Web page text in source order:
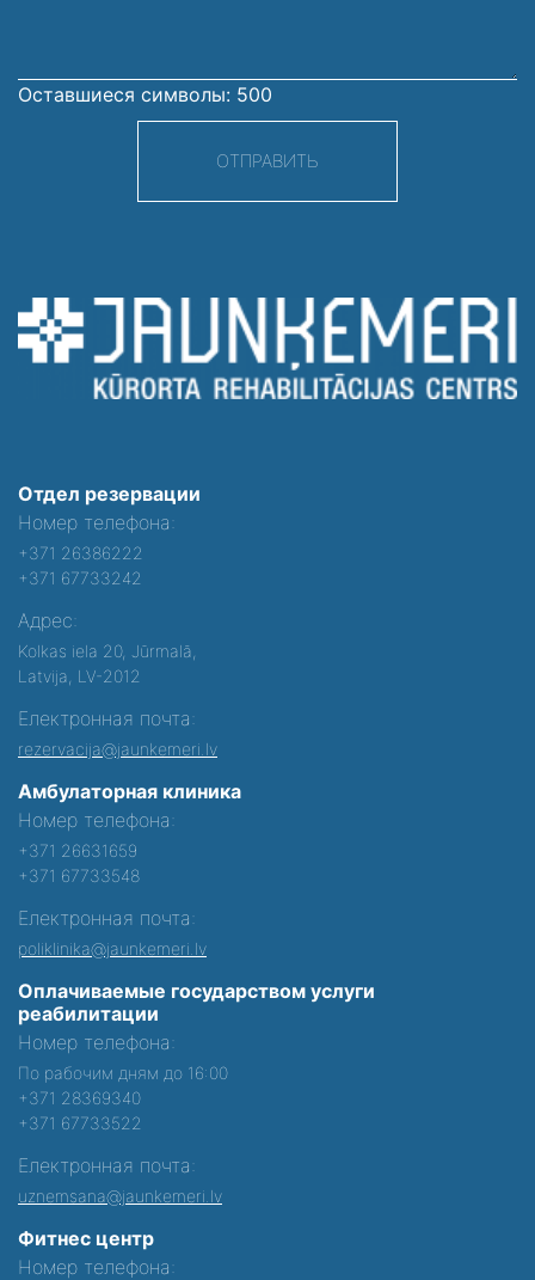
Оставшиеся символы: 500
ОТПРАВИТЬ
Отдел резервации
Номер телефона:
+371 26386222
+371 67733242
Адрес:
Kolkas iela 20, Jūrmalā,
Latvija, LV-2012
Електронная почта:
rezervacija@jaunkemeri.lv
Амбулаторная клиника
Номер телефона:
+371 26631659
+371 67733548
Електронная почта:
poliklinika@jaunkemeri.lv
Оплачиваемые государством услуги
реабилитации
Номер телефона:
По рабочим дням до 16:00
+371 28369340
+371 67733522
Електронная почта:
uznemsana@jaunkemeri.lv
Фитнес центр
Номер телефона: